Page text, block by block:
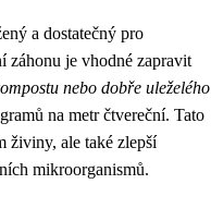
a dostatečný pro
záhonu je vhodné zapravit
nebo dobře uleželého
na metr čtvereční. Tato
živiny, ale také zlepší
mikroorganismů.